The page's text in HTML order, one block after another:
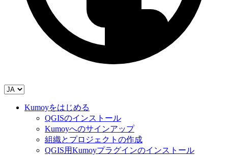
Kumoyをはじめる
QGISのインストール
Kumoyへのサインアップ
組織とプロジェクトの作成
QGIS用Kumoyプラグインのインストール